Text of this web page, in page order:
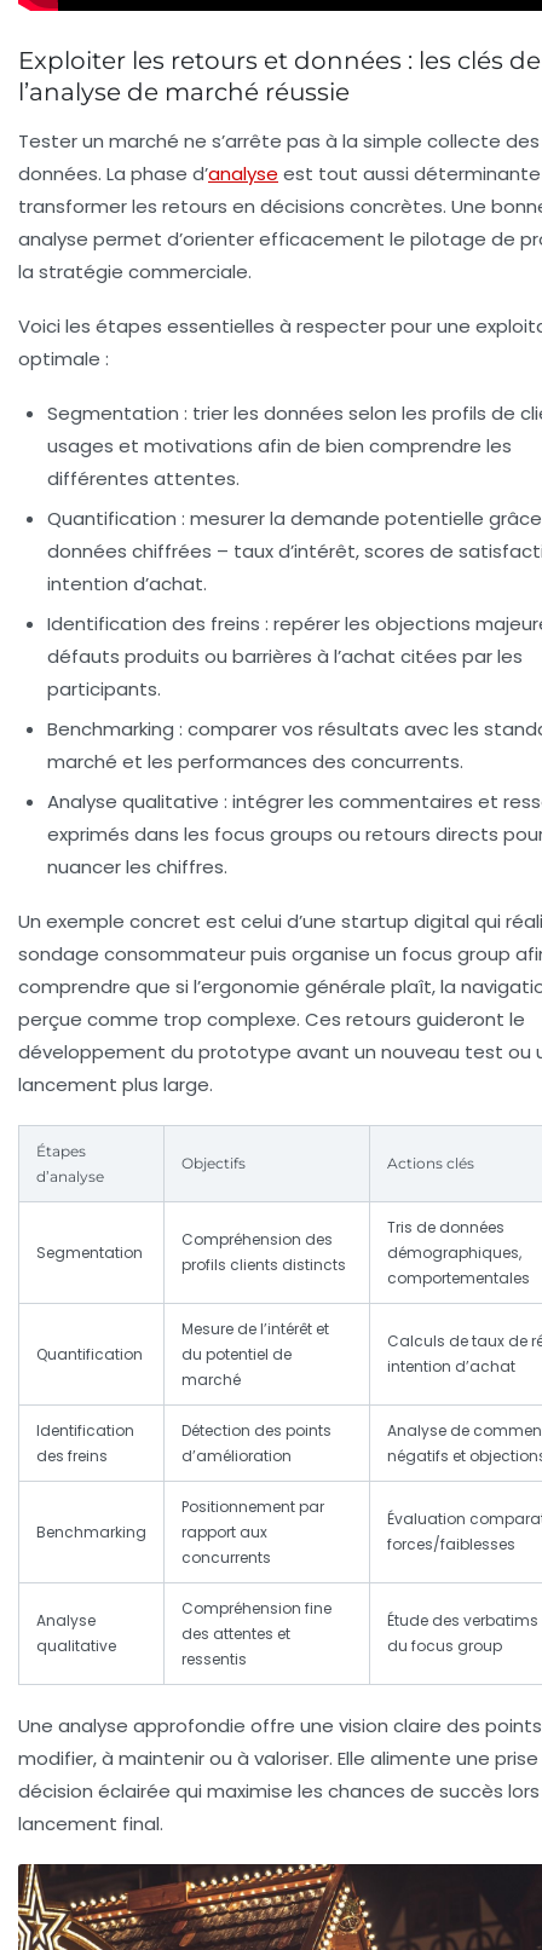
Exploiter les retours et données : les clés de
l’analyse de marché réussie
Tester un marché ne s’arrête pas à la simple collecte des
données. La phase d’analyse est tout aussi
transformer les retours en décisions concrètes. Une
analyse permet d’orienter efficacement le pilotage de
la stratégie commerciale.
Voici les étapes essentielles à respecter pour une
optimale :
Segmentation : trier les données selon les profils de
usages et motivations afin de bien comprendre les
différentes attentes.
Quantification : mesurer la demande potentielle
données chiffrées – taux d’intérêt, scores de
intention d’achat.
Identification des freins : repérer les objections
défauts produits ou barrières à l’achat citées par les
participants.
Benchmarking : comparer vos résultats avec les
marché et les performances des concurrents.
Analyse qualitative : intégrer les commentaires et
exprimés dans les focus groups ou retours directs
nuancer les chiffres.
Un exemple concret est celui d’une startup digital qui
sondage consommateur puis organise un focus group
comprendre que si l’ergonomie générale plaît, la
perçue comme trop complexe. Ces retours guideront le
développement du prototype avant un nouveau test ou
lancement plus large.
Étapes
d’analyse
Objectifs Actions clés
Segmentation
Compréhension des
profils clients distincts
Tris de données
démographiques,
comportementales
Quantification
Mesure de l’intérêt et
du potentiel de
marché
Calculs de taux de
intention d’achat
Identification
des freins
Détection des points
d’amélioration
Analyse de
négatifs et
Benchmarking
Positionnement par
rapport aux
concurrents
Évaluation
forces/faiblesses
Analyse
qualitative
Compréhension fine
des attentes et
ressentis
Étude des
du focus group
Une analyse approfondie offre une vision claire des
modifier, à maintenir ou à valoriser. Elle alimente une
décision éclairée qui maximise les chances de succès
lancement final.